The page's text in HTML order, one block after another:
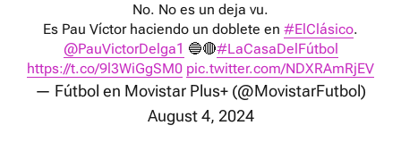
No. No es un deja vu.
Es Pau Víctor haciendo un doblete en #ElClásico.
@PauVictorDelga1 🔵🔴#LaCasaDelFútbol
https://t.co/9l3WiGgSM0 pic.twitter.com/NDXRAmRjEV
— Fútbol en Movistar Plus+ (@MovistarFutbol)
August 4, 2024